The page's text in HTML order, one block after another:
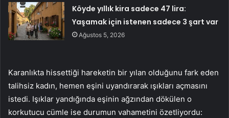
Köyde yıllık kira sadece 47 lira:
Yaşamak için istenen sadece 3 şart var
Ağustos 5, 2026
Karanlıkta hissettiği hareketin bir yılan olduğunu fark eden
talihsiz kadın, hemen eşini uyandırarak ışıkları açmasını
istedi. Işıklar yandığında eşinin ağzından dökülen o
korkutucu cümle ise durumun vahametini özetliyordu: